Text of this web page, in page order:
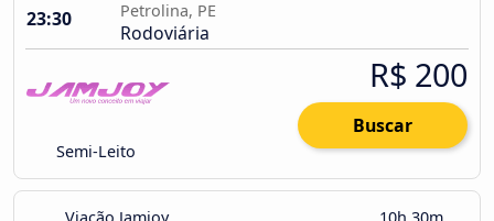
23:30
Petrolina, PE
Rodoviária
Semi-Leito
R$ 200
Buscar